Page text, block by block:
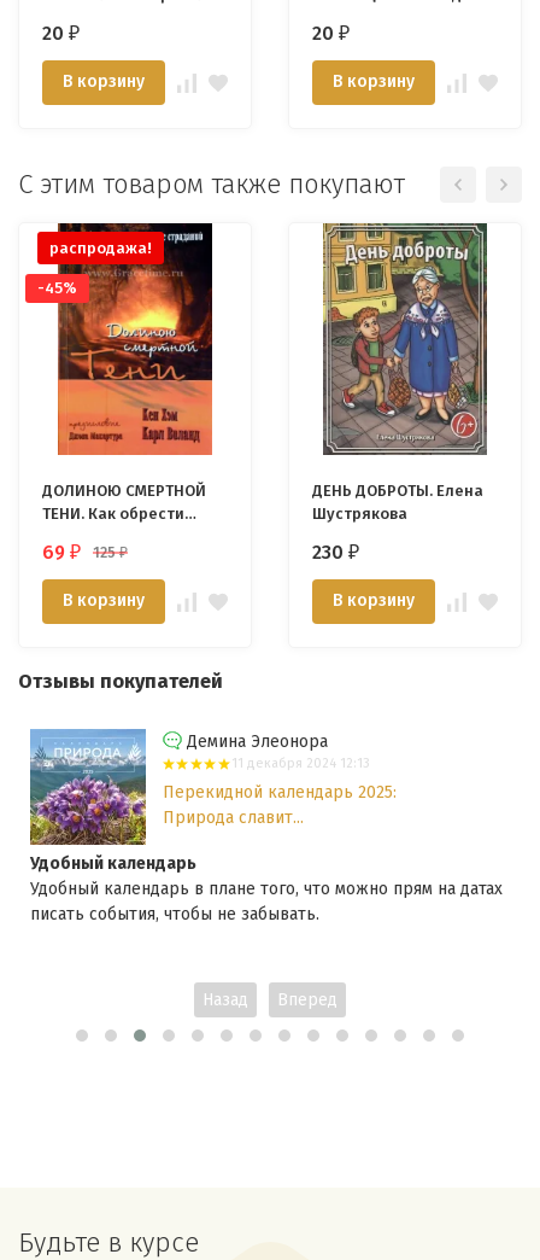
20 ₽
В корзину
20 ₽
В корзину
С этим товаром также покупают
распродажа!
-45%
ДОЛИНОЮ СМЕРТНОЙ
ТЕНИ. Как обрести
страданий. Карл
Виланд и Кен Хэм
69 ₽ 125₽
В корзину
ДЕНЬ ДОБРОТЫ. Елена
Шустрякова
230 ₽
В корзину
Отзывы покупателей
Демина Элеонора
11 декабря 2024 12:13
Перекидной календарь 2025:
Природа славит...
Удобный календарь
Удобный календарь в плане того, что можно прям на датах
писать события, чтобы не забывать.
Назад Вперед
Будьте в курсе